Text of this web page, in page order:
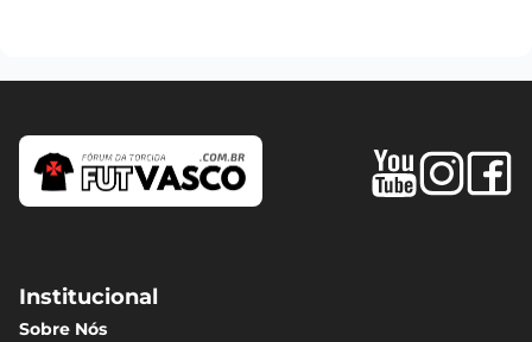
Institucional
Sobre Nós